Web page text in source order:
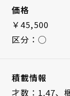
価格
￥45,500
区分：◯
積載情報
才数：1.47、